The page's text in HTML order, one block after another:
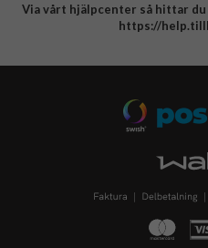
Integritetspolicy
Via vårt hjälpcenter så hittar
https://